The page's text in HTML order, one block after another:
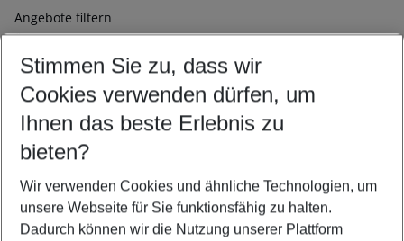
Angebote filtern
Ändern Sie Ihre Kriterien nach Ihren Wünschen
Abflughafen wählen
Beliebiger Abflughafen
Reisezeitraum wählen
08.08.26– 06.08.27 5-8 Nächte
2 Erwachsene Keine Kinder
Mehr Filter anzeigen
Stimmen Sie zu, dass wir
Cookies verwenden dürfen, um
Ihnen das beste Erlebnis zu
bieten?
Wir verwenden Cookies und ähnliche Technologien, um
unsere Webseite für Sie funktionsfähig zu halten.
Dadurch können wir die Nutzung unserer Plattform